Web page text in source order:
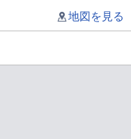
地図を見る